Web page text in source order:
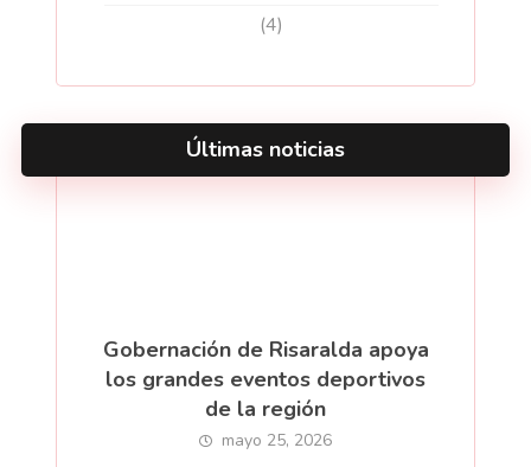
(4)
Últimas noticias
Gobernación de Risaralda apoya
los grandes eventos deportivos
de la región
mayo 25, 2026